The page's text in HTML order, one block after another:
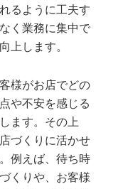
るように工夫す
く業務に集中で
上します。
様がお店でどの
や不安を感じる
ます。その上
づくりに活かせ
例えば、待ち時
くりや、お客様